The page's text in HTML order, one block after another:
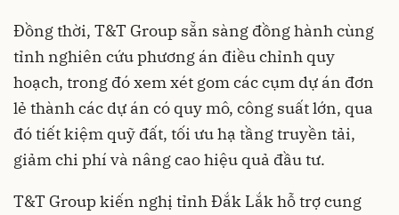
Đồng thời, T&T Group sẵn sàng đồng hành cùng
tỉnh nghiên cứu phương án điều chỉnh quy
hoạch, trong đó xem xét gom các cụm dự án đơn
lẻ thành các dự án có quy mô, công suất lớn, qua
đó tiết kiệm quỹ đất, tối ưu hạ tầng truyền tải,
giảm chi phí và nâng cao hiệu quả đầu tư.
T&T Group kiến nghị tỉnh Đắk Lắk hỗ trợ cung